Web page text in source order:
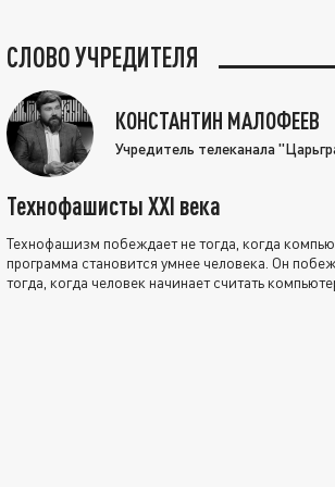
СЛОВО УЧРЕДИТЕЛЯ
КОНСТАНТИН МАЛОФЕЕВ
Учредитель телеканала
Технофашисты XXI века
Технофашизм побеждает не тогда, когда
программа становится умнее человека. Он
тогда, когда человек начинает считать